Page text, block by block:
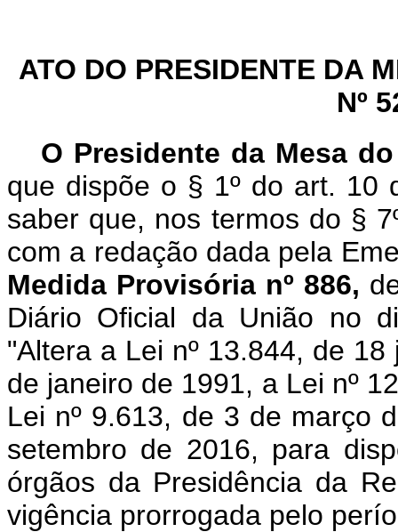
ATO DO PRESIDENTE DA
Nº
O Presidente da Mesa
que dispõe o § 1º do art. 10
saber que, nos termos do §
com a redação dada pela
Medida Provisória nº 886,
Diário Oficial da União no
"Altera a Lei nº 13.844, de
de janeiro de 1991, a Lei nº
Lei nº 9.613, de 3 de março
setembro de 2016, para
órgãos da Presidência da
vigência prorrogada pelo